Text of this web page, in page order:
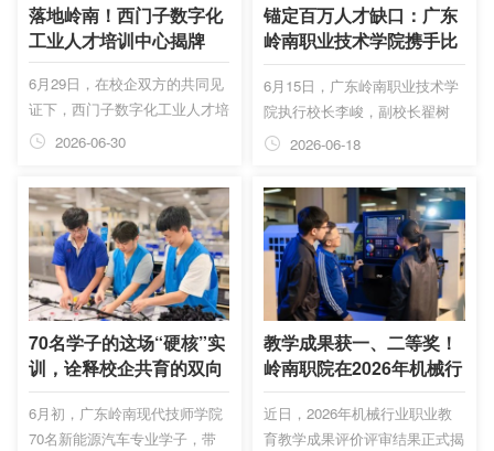
造未来”为主题，同台竞技、互
学互鉴。这是亚洲相互协作与信
任措施会议（简称“亚信”）框架
下首次举办的国际性职工技能赛
事。而这...
落地岭南！西门子数字化
工业人才培训中心揭牌
6月29日，在校企双方的共同见
证下，西门子数字化工业人才培
训中心（广州）正式在岭南揭
华销售区高级副总裁兼华南大区
总经理邝敏杰，西门子数字化工
业大中华销售区高级副总裁兼工
业服务业务领域总经理王涛，数
字化人才培训中心高级总监魏
笑，西门子数字化工业集团华南
大区离散行业销售总经理夏心
健，西门子数字化工业自动化业
务大中华销售区华南大区销售赋
能与提升部门高级总监符晓京，
西门子数字化...
2026-06-30
锚定百万人才缺口：广东
岭南职业技术学院携手比
亚迪，共筑新能源产教融
合新生态
6月15日，广东岭南职业技术学
院执行校长李峻，副校长翟树
芹，校企合作与就业创业处处长
院）副院长张鉴隆等与比亚迪人
力资源处地区人力资源二部招聘
经理赵迪、校企负责人周柯等共
同参加会议。此次合作双方共同
开启校企协同育人、双向赋能的
新篇章。
2026-06-18
70名学子的这场“硬核”实
训，诠释校企共育的双向
奔赴
6月初，广东岭南现代技师学院
70名新能源汽车专业学子，带
教学成果获一、二等奖！
岭南职院在2026年机械行
业职业教育教学成果评价
中斩获佳绩
近日，2026年机械行业职业教
育教学成果评价评审结果正式揭